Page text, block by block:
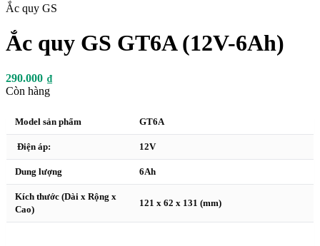
Ắc quy GS
Ắc quy GS GT6A (12V-6Ah)
290.000 ₫
Còn hàng
Model sản phẩm GT6A
Điện áp: 12V
Dung lượng 6Ah
Kích thước (Dài x Rộng x
Cao)
121 x 62 x 131 (mm)